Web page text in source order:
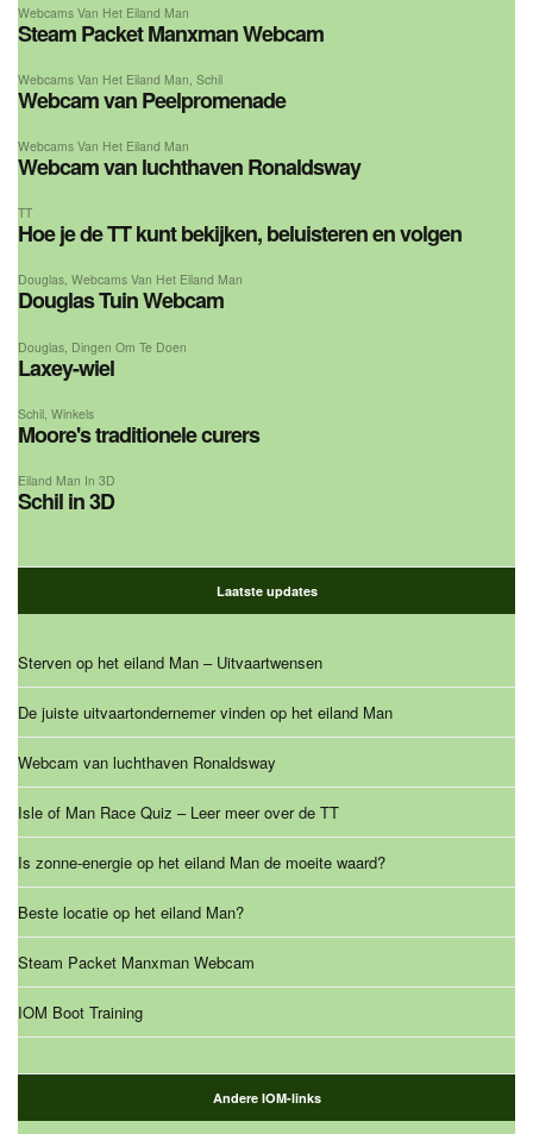
Webcams Van Het Eiland Man
Steam Packet Manxman Webcam
Webcams Van Het Eiland Man Schil
Webcam van Peelpromenade
Webcams Van Het Eiland Man
Webcam van luchthaven Ronaldsway
TT
Hoe je de TT kunt bekijken, beluisteren en volgen
Douglas, Webcams Van Het Eiland Man
Douglas Tuin Webcam
Douglas Dingen Om Te Doen
Laxey-wiel
Schil Winkels
Moore's traditionele curers
Eiland Man In 3D
Schil in 3D
Laatste updates
Sterven op het eiland Man – Uitvaartwensen
De juiste uitvaartondernemer vinden op het eiland Man
Webcam van luchthaven Ronaldsway
Isle of Man Race Quiz – Leer meer over de TT
Is zonne-energie op het eiland Man de moeite waard?
Beste locatie op het eiland Man?
Steam Packet Manxman Webcam
IOM Boot Training
Andere IOM-links